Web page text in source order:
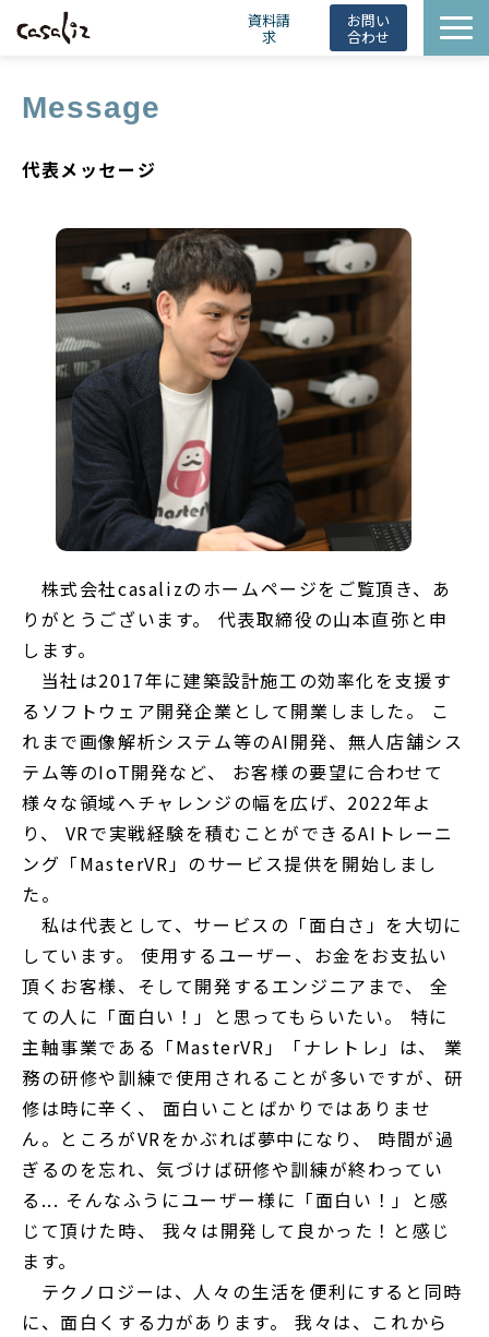
資料請
求
お問い
合わせ
お役立ち情報
Message
代表メッセージ
株式会社casalizのホームページをご覧頂き、あ
りがとうございます。 代表取締役の山本直弥と申
します。
当社は2017年に建築設計施工の効率化を支援す
るソフトウェア開発企業として開業しました。 こ
れまで画像解析システム等のAI開発、無人店舗シス
テム等のIoT開発など、 お客様の要望に合わせて
様々な領域へチャレンジの幅を広げ、2022年よ
り、 VRで実戦経験を積むことができるAIトレーニ
ング「MasterVR」のサービス提供を開始しまし
た。
私は代表として、サービスの「面白さ」を大切に
しています。 使用するユーザー、お金をお支払い
頂くお客様、そして開発するエンジニアまで、 全
ての人に「面白い！」と思ってもらいたい。 特に
主軸事業である「MasterVR」「ナレトレ」は、 業
務の研修や訓練で使用されることが多いですが、研
修は時に辛く、 面白いことばかりではありませ
ん。ところがVRをかぶれば夢中になり、 時間が過
ぎるのを忘れ、気づけば研修や訓練が終わってい
る... そんなふうにユーザー様に「面白い！」と感
じて頂けた時、 我々は開発して良かった！と感じ
ます。
テクノロジーは、人々の生活を便利にすると同時
に、面白くする力があります。 我々は、これから